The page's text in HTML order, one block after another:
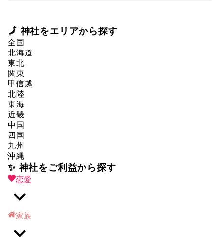
🗾 神社をエリアから探す
全国
北海道
東北
関東
甲信越
北陸
東海
近畿
中国
四国
九州
沖縄
✨ 神社をご利益から探す
恋愛
家族